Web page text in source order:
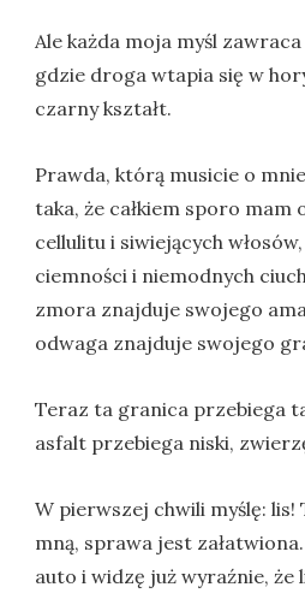
Ale każda moja myśl
gdzie droga wtapia się w
czarny kształt.
Prawda, którą musicie o
taka, że całkiem sporo mam
cellulitu i siwiejących
ciemności i niemodnych
zmora znajduje swojego
odwaga znajduje swojego
Teraz ta granica przebiega
asfalt przebiega niski,
W pierwszej chwili myślę: lis!
mną, sprawa jest
auto i widzę już wyraźnie, że